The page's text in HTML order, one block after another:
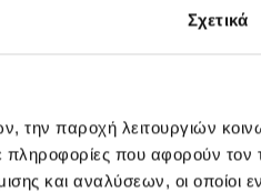
Σχετικά
την παροχή λειτουργιών
πληροφορίες που αφορούν
και αναλύσεων, οι οποίοι